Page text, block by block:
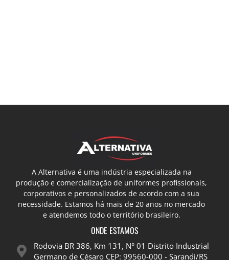
A Alternativa é uma indústria especializada na
produção e comercialização de uniformes profissionais,
corporativos e personalizados de acordo com a sua
necessidade. Estamos há mais de 20 anos no mercado
e atendemos todo o território brasileiro.
ONDE ESTAMOS
Rodovia BR 386, Km 131, N° 01 Distrito Industrial
Germano de Césaro CEP: 99560-000 - Sarandi/RS